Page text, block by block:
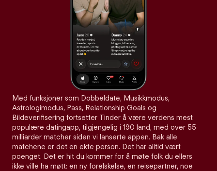
Med funksjoner som Dobbeldate, Musikkmodus,
Astrologimodus, Pass, Relationship Goals og
Bildeverifisering fortsetter Tinder å være verdens mest
populære datingapp, tilgjengelig i 190 land, med over 55
milliarder matcher siden vi lanserte appen. Bak alle
matchene er det en ekte person. Det har alltid vært
poenget. Det er hit du kommer for å møte folk du ellers
ikke ville ha møtt: en ny forelskelse, en reisepartner, noe